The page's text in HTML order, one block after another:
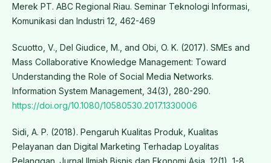
Merek PT. ABC Regional Riau. Seminar Teknologi Informasi,
Komunikasi dan Industri 12, 462-469
Scuotto, V., Del Giudice, M., and Obi, O. K. (2017). SMEs and
Mass Collaborative Knowledge Management: Toward
Understanding the Role of Social Media Networks.
Information System Management, 34(3), 280-290.
https://doi.org/10.1080/10580530.2017.1330006
Sidi, A. P. (2018). Pengaruh Kualitas Produk, Kualitas
Pelayanan dan Digital Marketing Terhadap Loyalitas
Pelanggan. Jurnal Ilmiah Bisnis dan Ekonomi Asia, 12(1), 1-8